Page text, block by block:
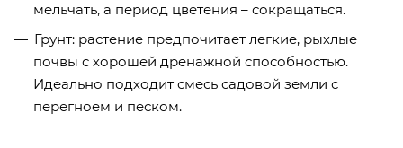
мельчать, а период цветения – сокращаться.
Грунт: растение предпочитает легкие, рыхлые
почвы с хорошей дренажной способностью.
Идеально подходит смесь садовой земли с
перегноем и песком.